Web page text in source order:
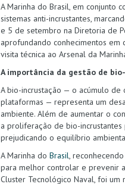
A Marinha do Brasil, em conjunto
sistemas anti-incrustantes,
e 5 de setembro na Diretoria de
aprofundando conhecimentos em
visita técnica ao Arsenal da
A importância da gestão de
A bio-incrustação — o acúmulo de
plataformas — representa um
ambiente. Além de aumentar o
a proliferação de bio-incrustantes
prejudicando o equilíbrio
A Marinha do Brasil ,
para melhor controlar e prevenir
Cluster Tecnológico Naval, foi um